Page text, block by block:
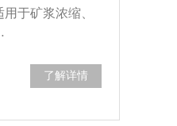
于矿浆浓缩、
了解详情